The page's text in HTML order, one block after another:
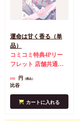
運命は甘く香る（単
品）
コミコミ特典4Pリー
フレット 店舗共通特
803 円 （税込）
比谷
カートに入れる